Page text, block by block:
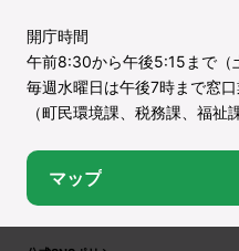
開庁時間
午前8:30から午後5:15まで（
毎週水曜日は午後7時まで窓
（町民環境課、税務課、福祉
マップ